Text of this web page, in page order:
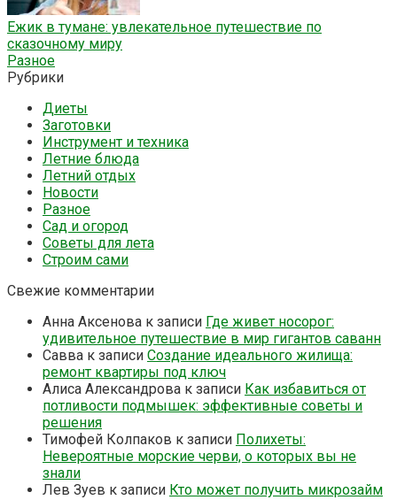
Ежик в тумане: увлекательное путешествие по
сказочному миру
Разное
Рубрики
Диеты
Заготовки
Инструмент и техника
Летние блюда
Летний отдых
Новости
Разное
Сад и огород
Советы для лета
Строим сами
Свежие комментарии
Анна Аксенова к записи Где живет носорог:
удивительное путешествие в мир гигантов саванн
Савва к записи Создание идеального жилища:
ремонт квартиры под ключ
Алиса Александрова к записи Как избавиться от
потливости подмышек: эффективные советы и
решения
Тимофей Колпаков к записи Полихеты:
Невероятные морские черви, о которых вы не
знали
Лев Зуев к записи Кто может получить микрозайм